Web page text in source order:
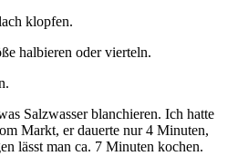
klopfen.
halbieren oder vierteln.
Salzwasser blanchieren. Ich hatte
Markt, er dauerte nur 4 Minuten,
lässt man ca. 7 Minuten kochen.